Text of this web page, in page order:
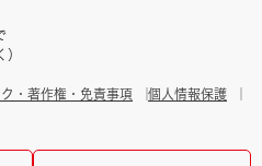
ク・著作権・免責事項
個人情報保護